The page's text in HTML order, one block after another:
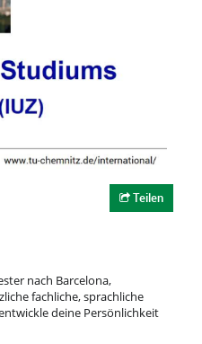
Teilen
nach Barcelona,
fachliche, sprachliche
deine Persönlichkeit